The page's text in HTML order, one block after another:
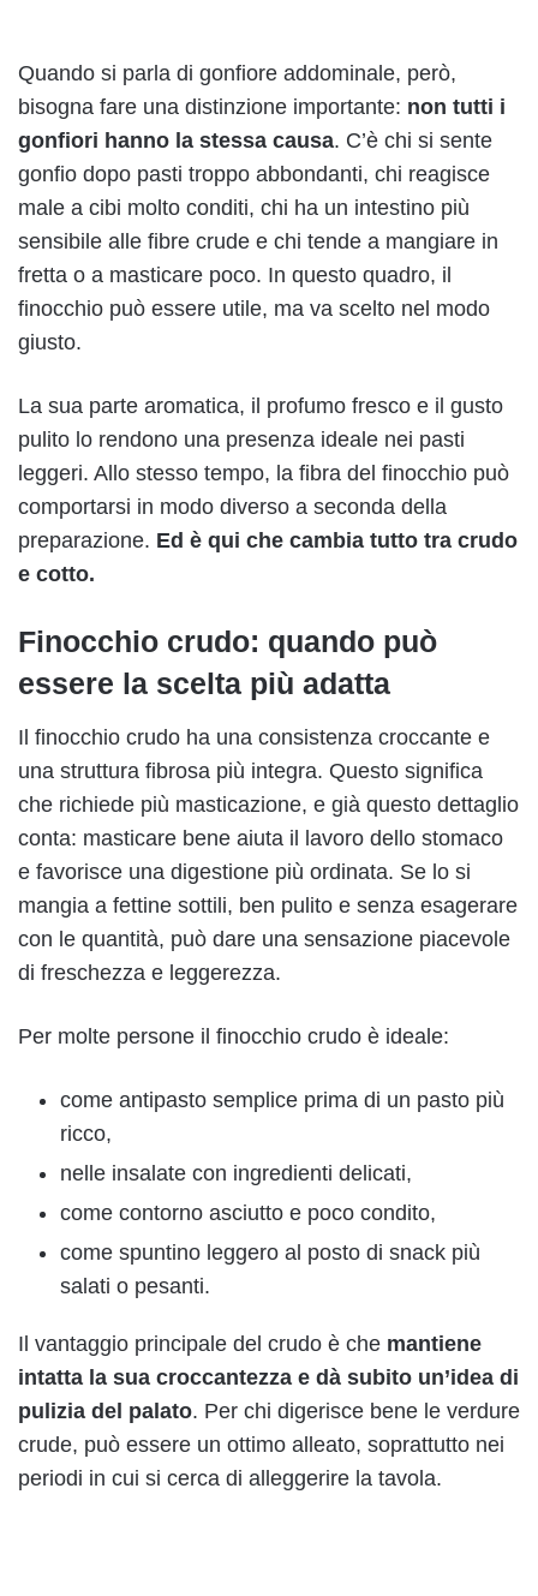
Quando si parla di gonfiore addominale, però,
bisogna fare una distinzione importante: non tutti i
gonfiori hanno la stessa causa. C’è chi si sente
gonfio dopo pasti troppo abbondanti, chi reagisce
male a cibi molto conditi, chi ha un intestino più
sensibile alle fibre crude e chi tende a mangiare in
fretta o a masticare poco. In questo quadro, il
finocchio può essere utile, ma va scelto nel modo
giusto.
La sua parte aromatica, il profumo fresco e il gusto
pulito lo rendono una presenza ideale nei pasti
leggeri. Allo stesso tempo, la fibra del finocchio può
comportarsi in modo diverso a seconda della
preparazione. Ed è qui che cambia tutto tra crudo
e cotto.
Finocchio crudo: quando può
essere la scelta più adatta
Il finocchio crudo ha una consistenza croccante e
una struttura fibrosa più integra. Questo significa
che richiede più masticazione, e già questo dettaglio
conta: masticare bene aiuta il lavoro dello stomaco
e favorisce una digestione più ordinata. Se lo si
mangia a fettine sottili, ben pulito e senza esagerare
con le quantità, può dare una sensazione piacevole
di freschezza e leggerezza.
Per molte persone il finocchio crudo è ideale:
come antipasto semplice prima di un pasto più
ricco,
nelle insalate con ingredienti delicati,
come contorno asciutto e poco condito,
come spuntino leggero al posto di snack più
salati o pesanti.
Il vantaggio principale del crudo è che mantiene
intatta la sua croccantezza e dà subito un’idea di
pulizia del palato. Per chi digerisce bene le verdure
crude, può essere un ottimo alleato, soprattutto nei
periodi in cui si cerca di alleggerire la tavola.